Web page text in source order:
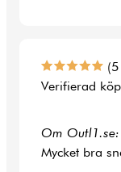
Verifierad
Om Outl1.se:
Mycket bra